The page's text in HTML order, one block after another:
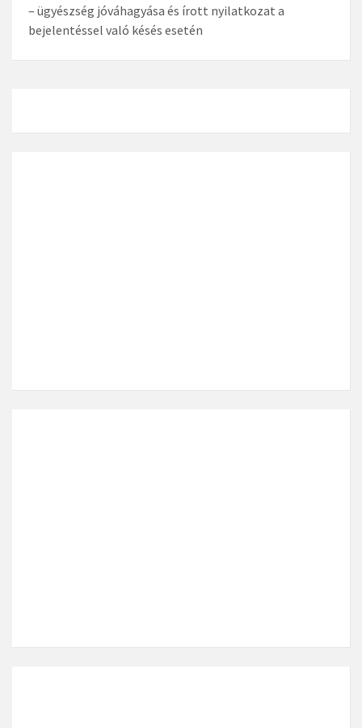
– ügyészség jóváhagyása és írott nyilatkozat a
bejelentéssel való késés esetén